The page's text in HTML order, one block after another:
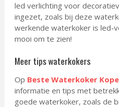
led verlichting voor
ingezet, zoals bij deze
werkende waterkoker is led-
mooi om te zien!
Meer tips waterkokers
Op Beste Waterkoker
informatie en tips met
goede waterkoker, zoals de